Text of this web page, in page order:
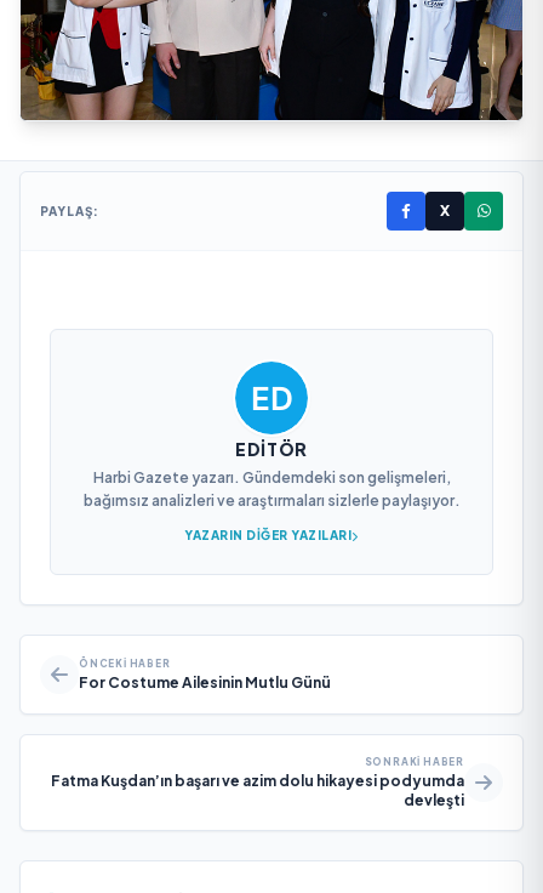
PAYLAŞ: X
EDITÖR
Harbi Gazete yazarı. Gündemdeki son gelişmeleri,
bağımsız analizleri ve araştırmaları sizlerle paylaşıyor.
YAZARIN DIĞER YAZILARI
ÖNCEKI HABER
For Costume Ailesinin Mutlu Günü
SONRAKI HABER
Fatma Kuşdan’ın başarı ve azim dolu hikayesi podyumda
devleşti